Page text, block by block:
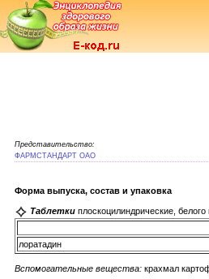
Представительство:
ФАРМСТАНДАРТ ОАО
Форма выпуска, состав и упаковка
Таблетки плоскоцилиндрические, белого
лоратадин
Вспомогательные вещества: крахмал